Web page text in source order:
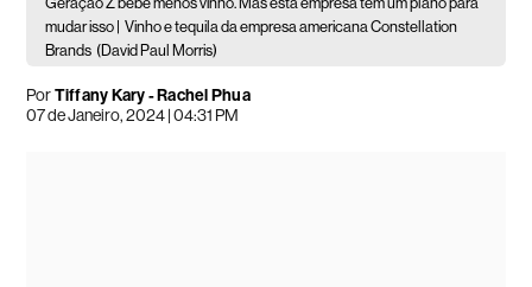
mudar isso |
Vinho e tequila da empresa americana Constellation
Brands (David Paul Morris)
PorTiffany Kary - Rachel Phua
07 de Janeiro, 2024 | 04:31 PM